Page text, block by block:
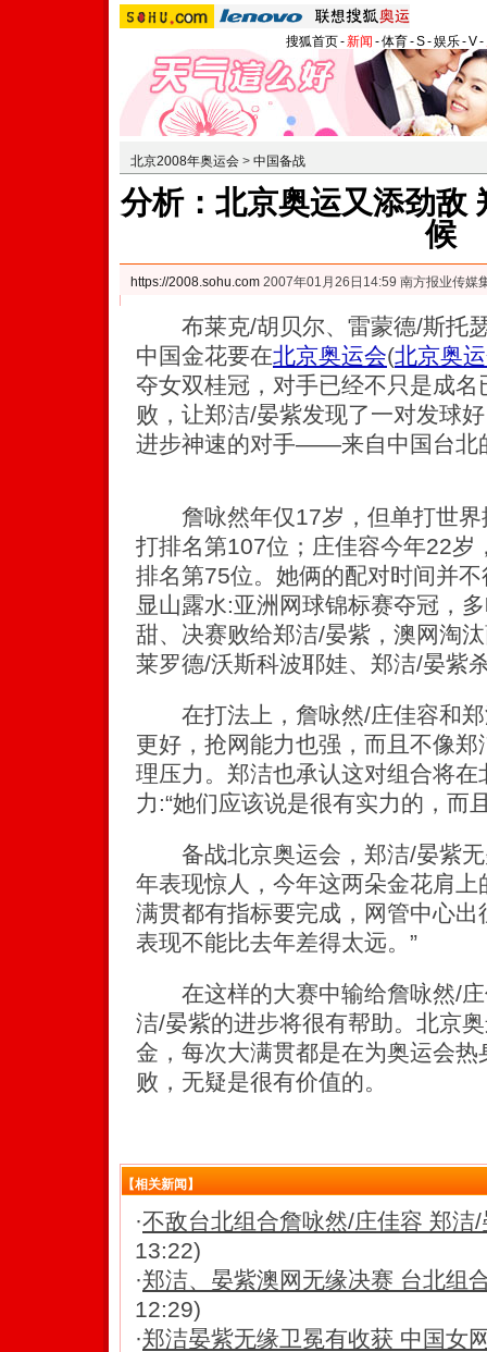
搜狐首页-新闻 -体育-S-娱乐-V-
北京2008年奥运会 > 中国备战
分析：北京奥运又添劲敌
候
https://2008.sohu.com 2007年01月26日14:59 南方报业传媒
布莱克/胡贝尔、雷蒙德/斯托
中国金花要在北京奥运会(北京奥
夺女双桂冠，对手已经不只是成
败，让郑洁/晏紫发现了一对发球
进步神速的对手——来自中国台北
詹咏然年仅17岁，但单打世界
打排名第107位；庄佳容今年22岁
排名第75位。她俩的配对时间并
显山露水:亚洲网球锦标赛夺冠，
甜、决赛败给郑洁/晏紫，澳网淘
莱罗德/沃斯科波耶娃、郑洁/晏紫
在打法上，詹咏然/庄佳容和郑
更好，抢网能力也强，而且不像
理压力。郑洁也承认这对组合将
力:“她们应该说是很有实力的，而
备战北京奥运会，郑洁/晏紫无
年表现惊人，今年这两朵金花肩
满贯都有指标要完成，网管中心出
表现不能比去年差得太远。”
在这样的大赛中输给詹咏然/庄
洁/晏紫的进步将很有帮助。北京
金，每次大满贯都是在为奥运会
败，无疑是很有价值的。
【相关新闻】
·不敌台北组合詹咏然/庄佳容 郑洁
13:22)
·郑洁、晏紫澳网无缘决赛 台北组
12:29)
·郑洁晏紫无缘卫冕有收获 中国女